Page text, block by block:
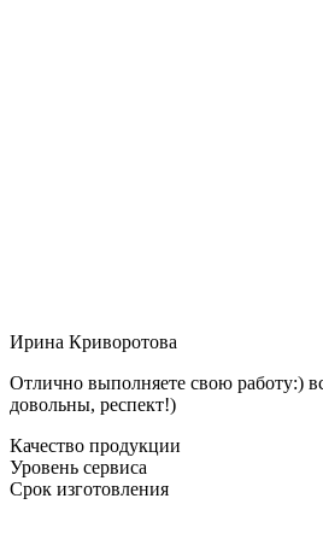
Ирина Криворотова
Отлично выполняете свою работу:)
довольны, респект!)
Качество продукции
Уровень сервиса
Срок изготовления